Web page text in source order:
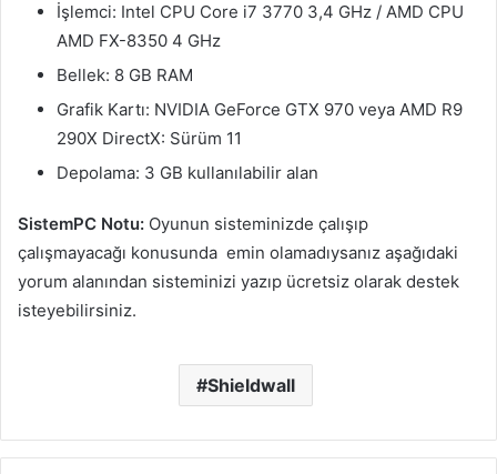
İşlemci: Intel CPU Core i7 3770 3,4 GHz / AMD CPU
AMD FX-8350 4 GHz
Bellek: 8 GB RAM
Grafik Kartı: NVIDIA GeForce GTX 970 veya AMD R9
290X DirectX: Sürüm 11
Depolama: 3 GB kullanılabilir alan
SistemPC Notu: Oyunun sisteminizde çalışıp
çalışmayacağı konusunda emin olamadıysanız aşağıdaki
yorum alanından sisteminizi yazıp ücretsiz olarak destek
isteyebilirsiniz.
Shieldwall